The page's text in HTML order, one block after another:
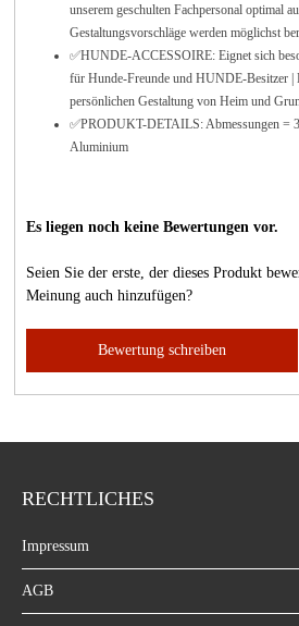
unserem geschulten Fachpersonal optimal
Gestaltungsvorschläge werden möglichst
✅HUNDE-ACCESSOIRE: Eignet sich
für Hunde-Freunde und HUNDE-Besitzer |
persönlichen Gestaltung von Heim und
✅PRODUKT-DETAILS: Abmessungen =
Aluminium
Es liegen noch keine Bewertungen vor.
Seien Sie der erste, der dieses Produkt
Meinung auch hinzufügen?
Bewertung schreiben
RECHTLICHES
Impressum
AGB